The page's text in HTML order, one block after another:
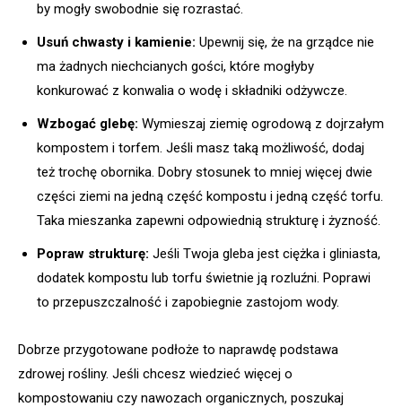
by mogły swobodnie się rozrastać.
Usuń chwasty i kamienie: Upewnij się, że na grządce nie
ma żadnych niechcianych gości, które mogłyby
konkurować z konwalia o wodę i składniki odżywcze.
Wzbogać glebę: Wymieszaj ziemię ogrodową z dojrzałym
kompostem i torfem. Jeśli masz taką możliwość, dodaj
też trochę obornika. Dobry stosunek to mniej więcej dwie
części ziemi na jedną część kompostu i jedną część torfu.
Taka mieszanka zapewni odpowiednią strukturę i żyzność.
Popraw strukturę: Jeśli Twoja gleba jest ciężka i gliniasta,
dodatek kompostu lub torfu świetnie ją rozluźni. Poprawi
to przepuszczalność i zapobiegnie zastojom wody.
Dobrze przygotowane podłoże to naprawdę podstawa
zdrowej rośliny. Jeśli chcesz wiedzieć więcej o
kompostowaniu czy nawozach organicznych, poszukaj